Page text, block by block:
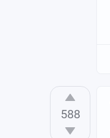
588